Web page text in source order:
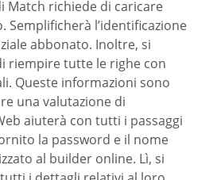
Match richiede di caricare
Semplificherà l’identificazione
abbonato. Inoltre, si
riempire tutte le righe con
Queste informazioni sono
una valutazione di
aiuterà con tutti i passaggi
la password e il nome
al builder online. Lì, si